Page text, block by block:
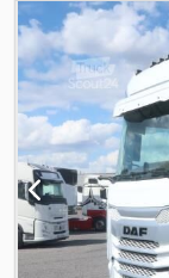
2000, DAF 55 150
MOTOR VOOR
Aqljf Levertijd (in
kW